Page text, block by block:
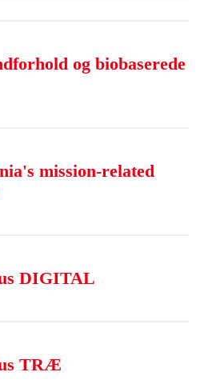
og biobaserede
mission-related
DIGITAL
TRÆ